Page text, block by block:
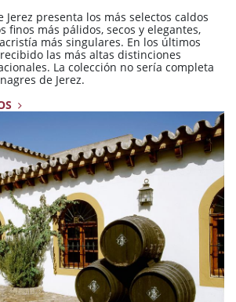
Jerez presenta los más selectos caldos
finos más pálidos, secos y elegantes,
más singulares. En los últimos
las más altas distinciones
La colección no sería completa
de Jerez.